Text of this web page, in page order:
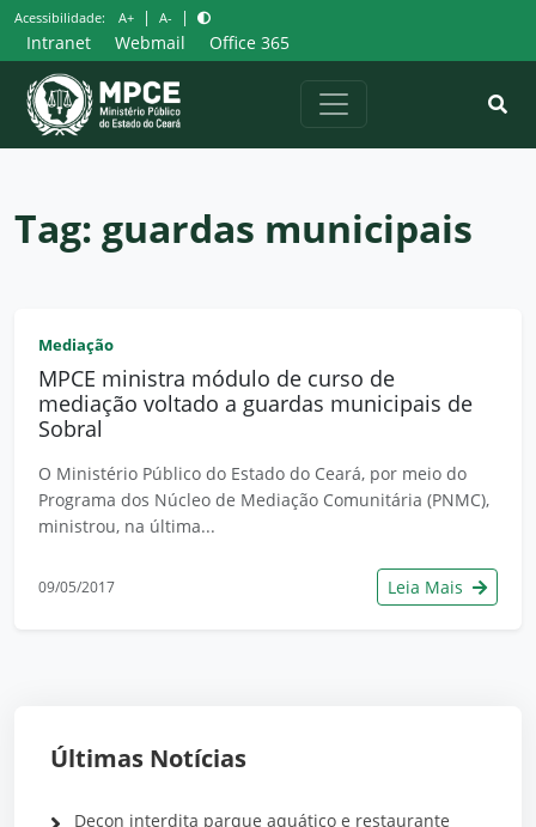
Pular
para
o
conteúdo
Acessibilidade: A+ | A- |
Intranet Webmail Office 365
Tag: guardas municipais
Mediação
MPCE ministra módulo de curso de
mediação voltado a guardas municipais de
Sobral
O Ministério Público do Estado do Ceará, por meio do
Programa dos Núcleo de Mediação Comunitária (PNMC),
ministrou, na última...
09/05/2017 Leia Mais
Últimas Notícias
Decon interdita parque aquático e restaurante